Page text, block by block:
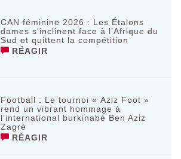
CAN féminine 2026 : Les Étalons
dames s’inclinent face à l’Afrique du
Sud et quittent la compétition
RÉAGIR
Football : Le tournoi « Aziz Foot »
rend un vibrant hommage à
l’international burkinabè Ben Aziz
Zagré
RÉAGIR